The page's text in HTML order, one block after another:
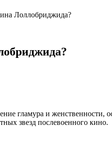
Лоллобриджида?
гламура и женственности,
звезд послевоенного кино.